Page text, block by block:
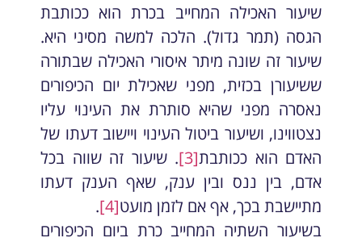
שיעור האכילה המחייב בכרת הוא ככותבת
הגסה (תמר גדול). הלכה למשה מסיני היא.
שיעור זה שונה מיתר איסורי האכילה שבתורה
ששיעורן בכזית, מפני שאכילת יום הכיפורים
נאסרה מפני שהיא סותרת את העינוי עליו
נצטווינו, ושיעור ביטול העינוי ויישוב דעתו של
האדם הוא ככותבת[3]
. שיעור זה שווה בכל
אדם, בין ננס ובין ענק, שאף הענק דעתו
מתיישבת בכך, אף אם לזמן מועט[4]
.
בשיעור השתיה המחייב כרת ביום הכיפורים